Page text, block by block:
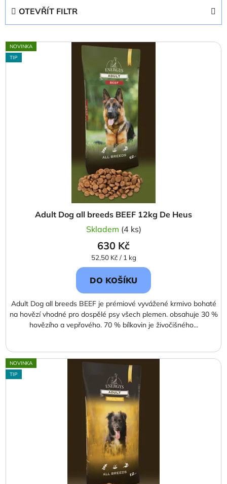
p
r
OTEVŘÍT FILTR
V
ý
NOVINKA
TIP
Adult Dog all breeds BEEF 12kg De Heus
Skladem (4 ks)
630 Kč
Měrná
cena:
52,50 Kč / 1 kg
DO KOŠÍKU
Adult Dog all breeds BEEF je prémiové vyvážené krmivo bohaté
na hovězí vhodné pro dospělé psy všech plemen. obsahuje 30 %
hovězího a vepřového. 70 % bílkovin je živočišného...
NOVINKA
TIP